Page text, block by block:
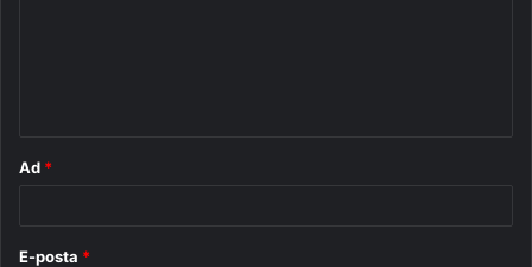
Ad *
E-posta *